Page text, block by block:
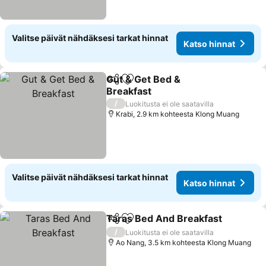
Valitse päivät nähdäksesi tarkat hinnat
Katso hinnat
Jaa Lisää suosikkeihin
Gut & Get Bed &
Breakfast
/
Luokitusta ei ole saatavilla
Krabi, 2.9 km kohteesta Klong Muang
Valitse päivät nähdäksesi tarkat hinnat
Katso hinnat
Jaa Lisää suosikkeihin
Taras Bed And Breakfast
/
Luokitusta ei ole saatavilla
Ao Nang, 3.5 km kohteesta Klong Muang